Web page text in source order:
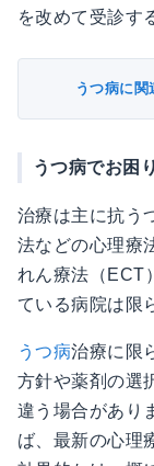
を改めて受診す
うつ病に
うつ病でお困
治療は主に抗う
法などの心理療
れん療法（ECT
ている病院は限
うつ病治療に限
方針や薬剤の選
違う場合があり
ば、最新の心理